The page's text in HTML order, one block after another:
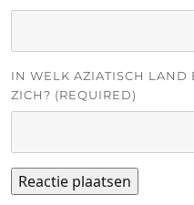
IN WELK AZIATISCH LAND
ZICH? (REQUIRED)